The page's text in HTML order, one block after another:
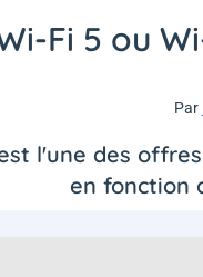
Fi 5 ou
Par
l'une des
en fonction